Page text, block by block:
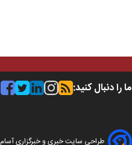
ما را دنبال کنید:
طراحی سایت خبری و خبرگزاری آسام